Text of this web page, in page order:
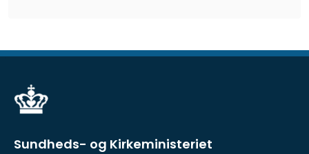
Sundheds- og Kirkeministeriet